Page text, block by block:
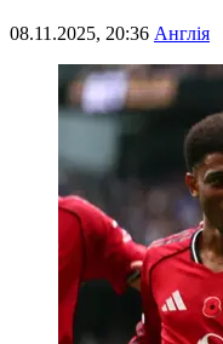
08.11.2025, 20:36 Англія